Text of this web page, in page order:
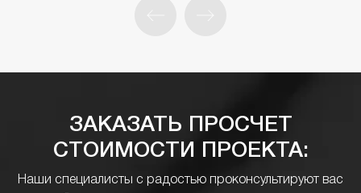
ЗАКАЗАТЬ ПРОСЧЕТ
СТОИМОСТИ ПРОЕКТА:
Наши специалисты с радостью проконсультируют вас